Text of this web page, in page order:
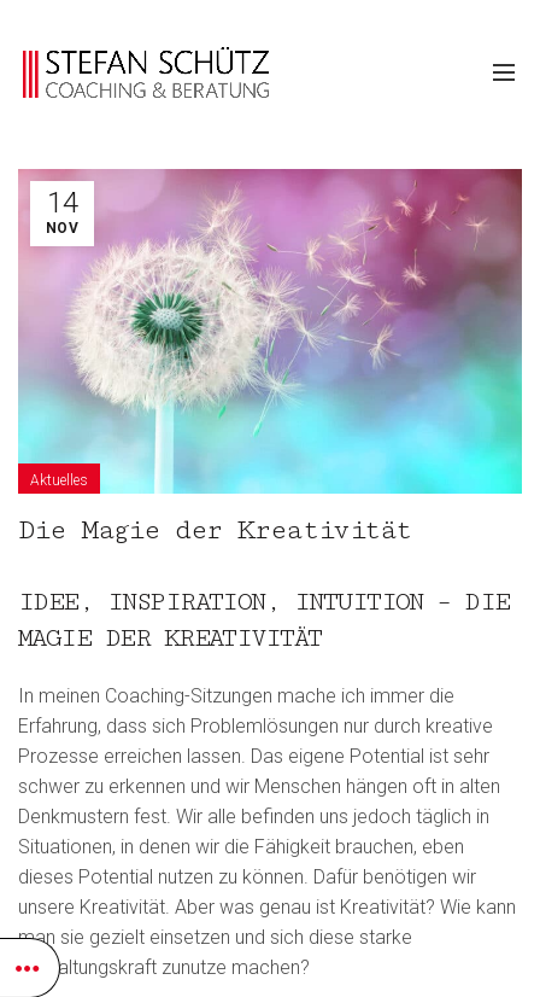
14
NOV
Aktuelles
Die Magie der Kreativität
IDEE, INSPIRATION, INTUITION – DIE
MAGIE DER KREATIVITÄT
In meinen Coaching-Sitzungen mache ich immer die
Erfahrung, dass sich Problemlösungen nur durch kreative
Prozesse erreichen lassen. Das eigene Potential ist sehr
schwer zu erkennen und wir Menschen hängen oft in alten
Denkmustern fest. Wir alle befinden uns jedoch täglich in
Situationen, in denen wir die Fähigkeit brauchen, eben
dieses Potential nutzen zu können. Dafür benötigen wir
unsere Kreativität. Aber was genau ist Kreativität? Wie kann
man sie gezielt einsetzen und sich diese starke
Gestaltungskraft zunutze machen?